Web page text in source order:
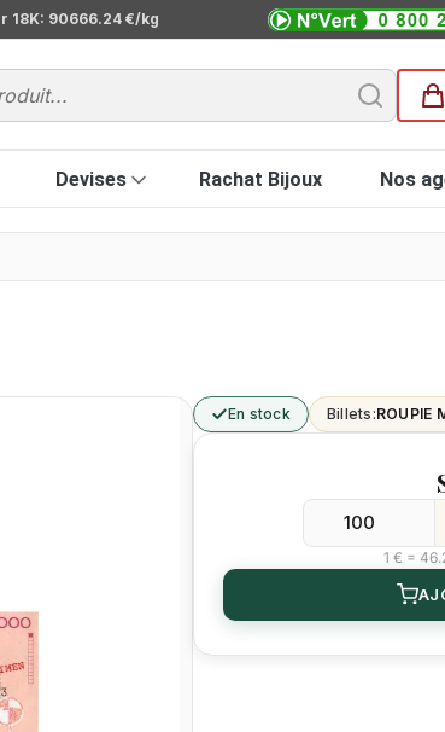
18K: 90666.24 €/kg
Devises Rachat Bijoux Nos
En stock Billets:ROUPIE
1 € =